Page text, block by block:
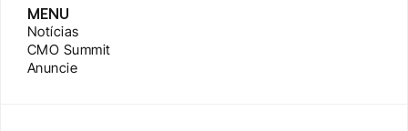
MENU
Notícias
CMO Summit
Anuncie